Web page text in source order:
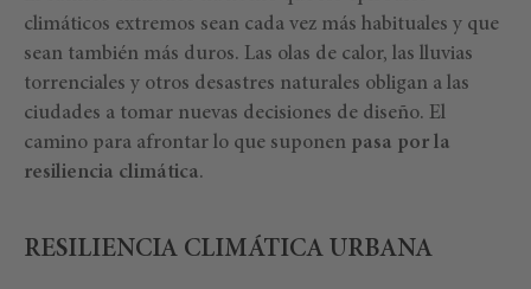
climáticos extremos sean cada vez más habituales y que
sean también más duros. Las olas de calor, las lluvias
torrenciales y otros desastres naturales obligan a las
ciudades a tomar nuevas decisiones de diseño. El
camino para afrontar lo que suponen pasa por la
resiliencia climática.
RESILIENCIA CLIMÁTICA URBANA